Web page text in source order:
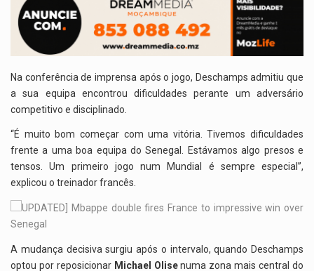
Na conferência de imprensa após o jogo, Deschamps admitiu que
a sua equipa encontrou dificuldades perante um adversário
competitivo e disciplinado.
“É muito bom começar com uma vitória. Tivemos dificuldades
frente a uma boa equipa do Senegal. Estávamos algo presos e
tensos. Um primeiro jogo num Mundial é sempre especial”,
explicou o treinador francês.
A mudança decisiva surgiu após o intervalo, quando Deschamps
optou por reposicionar Michael Olisenuma zona mais central do